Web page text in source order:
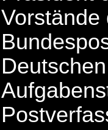
Vorstände